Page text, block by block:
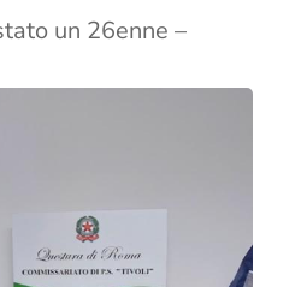
un 26enne –